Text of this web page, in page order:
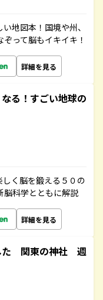
地図本！国境や州、
って脳もイキイキ！
詳細を見る
る！すごい地球の
く脳を鍛える５０の
脳科学とともに解説
詳細を見る
た 関東の神社 週